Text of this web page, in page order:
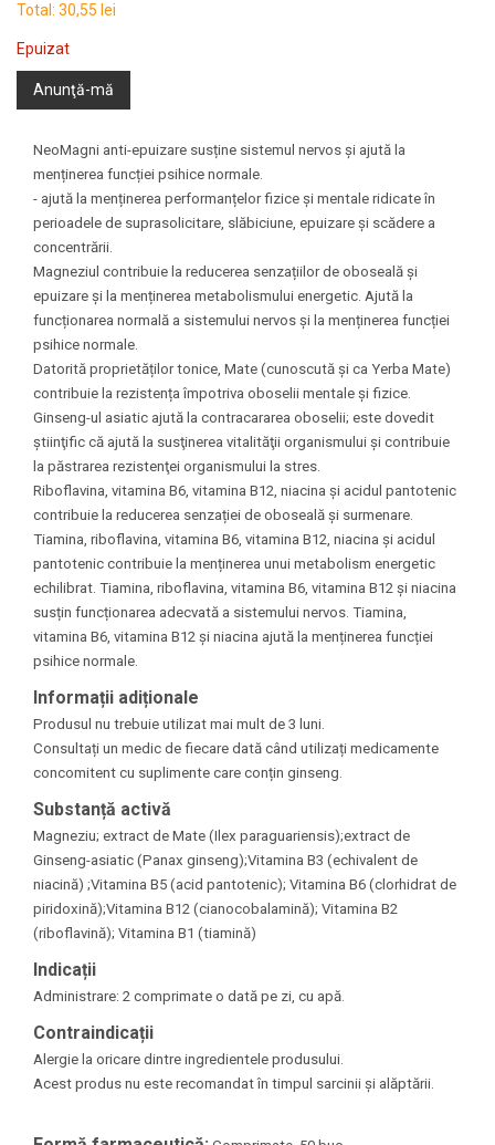
Total: 30,55 lei
Epuizat
Anunţă-mă
NeoMagni anti-epuizare susține sistemul nervos și ajută la
menținerea funcției psihice normale.
- ajută la menținerea performanțelor fizice și mentale ridicate în
perioadele de suprasolicitare, slăbiciune, epuizare și scădere a
concentrării.
Magneziul contribuie la reducerea senzațiilor de oboseală și
epuizare și la menținerea metabolismului energetic. Ajută la
funcționarea normală a sistemului nervos și la menținerea funcției
psihice normale.
Datorită proprietăților tonice, Mate (cunoscută și ca Yerba Mate)
contribuie la rezistența împotriva oboselii mentale și fizice.
Ginseng-ul asiatic ajută la contracararea oboselii; este dovedit
ştiinţific că ajută la susţinerea vitalităţii organismului şi contribuie
la păstrarea rezistenţei organismului la stres.
Riboflavina, vitamina B6, vitamina B12, niacina și acidul pantotenic
contribuie la reducerea senzației de oboseală și surmenare.
Tiamina, riboflavina, vitamina B6, vitamina B12, niacina și acidul
pantotenic contribuie la menținerea unui metabolism energetic
echilibrat. Tiamina, riboflavina, vitamina B6, vitamina B12 și niacina
susțin funcționarea adecvată a sistemului nervos. Tiamina,
vitamina B6, vitamina B12 și niacina ajută la menținerea funcției
psihice normale.
Informații adiționale
Produsul nu trebuie utilizat mai mult de 3 luni.
Consultați un medic de fiecare dată când utilizați medicamente
concomitent cu suplimente care conțin ginseng.
Substanță activă
Magneziu; extract de Mate (Ilex paraguariensis);extract de
Ginseng-asiatic (Panax ginseng);Vitamina B3 (echivalent de
niacină) ;Vitamina B5 (acid pantotenic); Vitamina B6 (clorhidrat de
piridoxină);Vitamina B12 (cianocobalamină); Vitamina B2
(riboflavină); Vitamina B1 (tiamină)
Indicații
Administrare: 2 comprimate o dată pe zi, cu apă.
Contraindicații
Alergie la oricare dintre ingredientele produsului.
Acest produs nu este recomandat în timpul sarcinii și alăptării.